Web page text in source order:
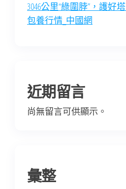
3046公里“綠圍脖”，護好
包養行情_中國網
近期留言
尚無留言可供顯示。
彙整